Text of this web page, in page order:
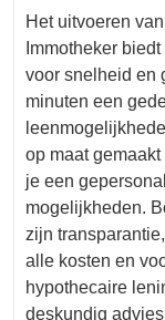
Het uitvoeren
Immotheker
voor snelheid en
minuten een
op maat
je een
mogelijkheden.
zijn
alle kosten en
hypothecaire
deskundig